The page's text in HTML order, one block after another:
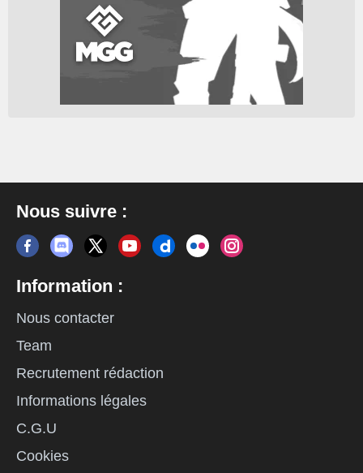
Nous suivre :
Information :
Nous contacter
Team
Recrutement rédaction
Informations légales
C.G.U
Cookies